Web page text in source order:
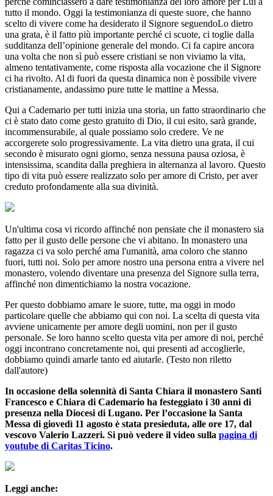
tutto il mondo. Oggi la testimonianza di queste suore, che hanno
scelto di vivere come ha desiderato il Signore seguendoLo dietro
una grata, è il fatto più importante perché ci scuote, ci toglie dalla
sudditanza dell’opinione generale del mondo. Ci fa capire ancora
una volta che non sì può essere cristiani se non viviamo la vita,
almeno tentativamente, come risposta alla vocazione che il Signore
ci ha rivolto. Al di fuori da questa dinamica non è possibile vivere
cristianamente, andassimo pure tutte le mattine a Messa.
Qui a Cademario per tutti inizia una storia, un fatto straordinario che
ci è stato dato come gesto gratuito di Dio, il cui esito, sarà grande,
incommensurabile, al quale possiamo solo credere. Ve ne
accorgerete solo progressivamente. La vita dietro una grata, il cui
secondo è misurato ogni giorno, senza nessuna pausa oziosa, è
intensissima, scandita dalla preghiera in alternanza al lavoro. Questo
tipo di vita può essere realizzato solo per amore di Cristo, per aver
creduto profondamente alla sua divinità.
Un'ultima cosa vi ricordo affinché non pensiate che il monastero sia
fatto per il gusto delle persone che vi abitano. In monastero una
ragazza ci va solo perché ama l'umanità, ama coloro che stanno
fuori, tutti noi. Solo per amore nostro una persona entra a vivere nel
monastero, volendo diventare una presenza del Signore sulla terra,
affinché non dimentichiamo la nostra vocazione.
Per questo dobbiamo amare le suore, tutte, ma oggi in modo
particolare quelle che abbiamo qui con noi. La scelta di questa vita
avviene unicamente per amore degli uomini, non per il gusto
personale. Se loro hanno scelto questa vita per amore di noi, perché
oggi incontrano concretamente noi, qui presenti ad accoglierle,
dobbiamo quindi amarle tanto ed aiutarle. (Testo non riletto
dall'autore)
In occasione della solennità di Santa Chiara il monastero Santi
Francesco e Chiara di Cademario ha festeggiato i 30 anni di
presenza nella Diocesi di Lugano. Per l’occasione la Santa
Messa di giovedì 11 agosto è stata presieduta, alle ore 17, dal
vescovo Valerio Lazzeri. Si può vedere il video sulla pagina di
youtube di Caritas Ticino.
Leggi anche: